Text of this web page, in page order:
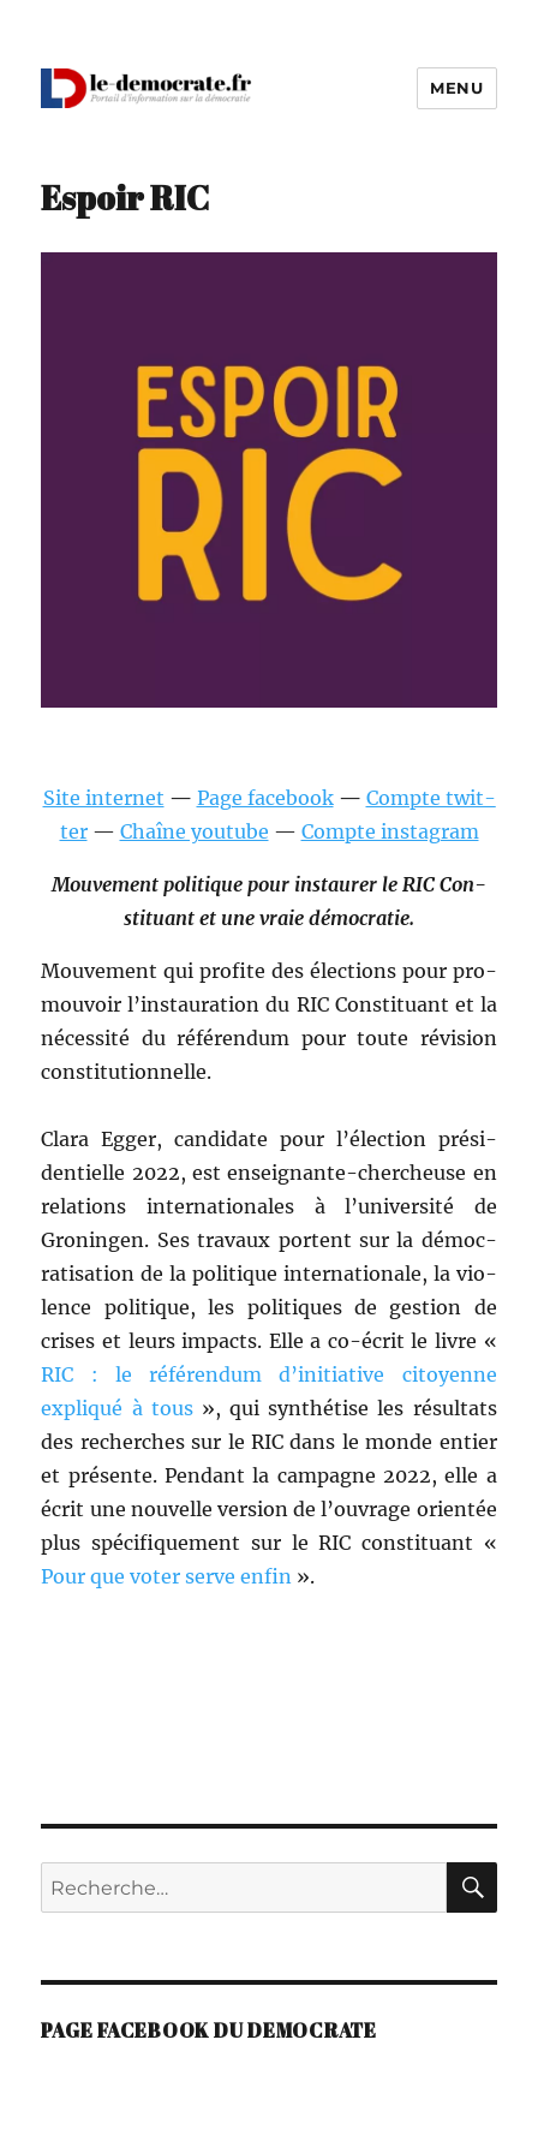
MENU
Espoir RIC
Site inter­net — Page face­book— Compte twit­
ter— Chaîne youtube — Compte insta­gram
Mou­ve­ment poli­tique pour instau­r­er le RIC Con­
sti­tu­ant et une vraie démocratie.
Mou­ve­ment qui prof­ite des élec­tions pour pro­
mou­voir l’instauration du RIC Con­sti­tu­ant et la
néces­sité du référen­dum pour toute révi­sion
con­sti­tu­tion­nelle.
Clara Egger, can­di­date pour l’élection prési­
den­tielle 2022, est enseignante-chercheuse en
rela­tions inter­na­tionales à l’université de
Gronin­gen. Ses travaux por­tent sur la démoc­
ra­ti­sa­tion de la poli­tique inter­na­tionale, la vio­
lence poli­tique, les poli­tiques de ges­tion de
crises et leurs impacts. Elle a co-écrit le livre «
RIC : le référen­dum d’initiative citoyenne
expliqué à tous», qui syn­thé­tise les résul­tats
des recherch­es sur le RIC dans le monde entier
et présente. Pen­dant la cam­pagne 2022, elle a
écrit une nou­velle ver­sion de l’ou­vrage ori­en­tée
plus spé­ci­fique­ment sur le RIC con­sti­tu­ant «
Pour que vot­er serve enfin ».
Recherche
pour :
PAGE FACEBOOK DU DEMOCRATE